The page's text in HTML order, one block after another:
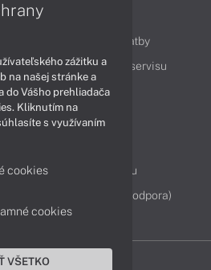
Obsah
Možnosti doručenia a platby
služby Cenník servisu
Kontakty
Reklamácia tovaru
TeamViewer (vzdialená podpora)
zážitku a
na našej stránke a
do Vášho prehliadača
Kliknutím na
s využívaním
cookies
cookies
VŠETKO